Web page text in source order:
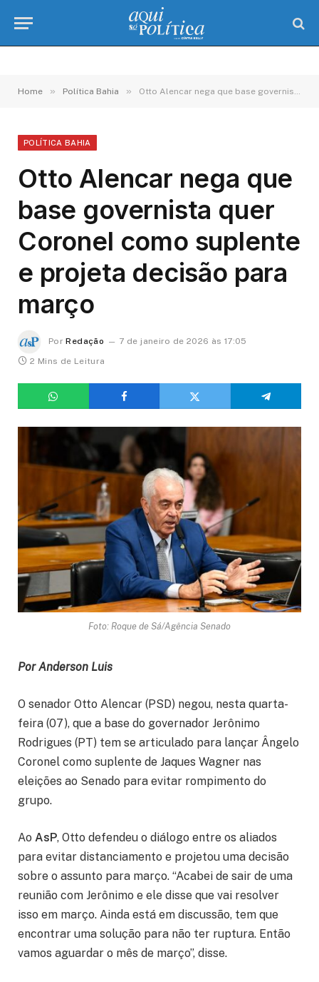
Home » Política Bahia » Otto Alencar nega que base governista quer Coronel como suplente e projeta decisão para março
POLÍTICA BAHIA
Otto Alencar nega que
base governista quer
Coronel como suplente
e projeta decisão para
março
Por Redação
7 de janeiro de 2026 às 17:05
2 Mins de Leitura
Foto: Roque de Sá/Agência Senado
Por Anderson Luis
O senador Otto Alencar (PSD) negou, nesta quarta-
feira (07), que a base do governador Jerônimo
Rodrigues (PT) tem se articulado para lançar Ângelo
Coronel como suplente de Jaques Wagner nas
eleições ao Senado para evitar rompimento do
grupo.
Ao AsP, Otto defendeu o diálogo entre os aliados
para evitar distanciamento e projetou uma decisão
sobre o assunto para março. “Acabei de sair de uma
reunião com Jerônimo e ele disse que vai resolver
isso em março. Ainda está em discussão, tem que
encontrar uma solução para não ter ruptura. Então
vamos aguardar o mês de março”, disse.